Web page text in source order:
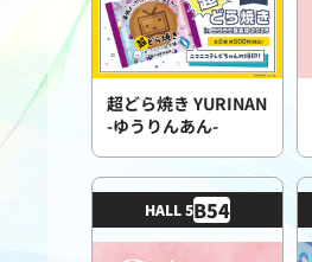
超どら焼き YURINAN
-ゆうりんあん-
HALL 5B54